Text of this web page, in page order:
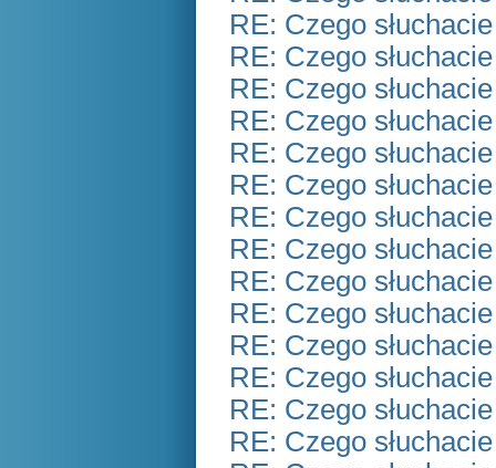
RE: Czego
RE: Czego
RE: Czego
RE: Czego
RE: Czego
RE: Czego
RE: Czego
RE: Czego
RE: Czego
RE: Czego
RE: Czego
RE: Czego
RE: Czego
RE: Czego